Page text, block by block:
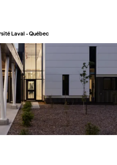
Laval - Québec